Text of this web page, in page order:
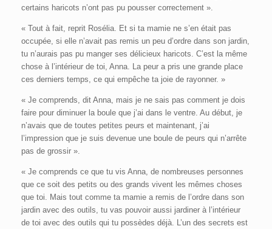
certains haricots n’ont pas pu pousser correctement ».
« Tout à fait, reprit Rosélia. Et si ta mamie ne s’en était pas
occupée, si elle n’avait pas remis un peu d’ordre dans son jardin,
tu n’aurais pas pu manger ses délicieux haricots. C’est la même
chose à l’intérieur de toi, Anna. La peur a pris une grande place
ces derniers temps, ce qui empêche ta joie de rayonner. »
« Je comprends, dit Anna, mais je ne sais pas comment je dois
faire pour diminuer la boule que j’ai dans le ventre. Au début, je
n’avais que de toutes petites peurs et maintenant, j’ai
l’impression que je suis devenue une boule de peurs qui n’arrête
pas de grossir ».
« Je comprends ce que tu vis Anna, de nombreuses personnes
que ce soit des petits ou des grands vivent les mêmes choses
que toi. Mais tout comme ta mamie a remis de l’ordre dans son
jardin avec des outils, tu vas pouvoir aussi jardiner à l’intérieur
de toi avec des outils qui tu possèdes déjà. L’un des secrets est